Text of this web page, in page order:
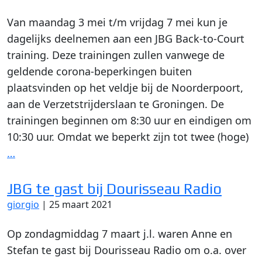
Van maandag 3 mei t/m vrijdag 7 mei kun je
dagelijks deelnemen aan een JBG Back-to-Court
training. Deze trainingen zullen vanwege de
geldende corona-beperkingen buiten
plaatsvinden op het veldje bij de Noorderpoort,
aan de Verzetstrijderslaan te Groningen. De
trainingen beginnen om 8:30 uur en eindigen om
10:30 uur. Omdat we beperkt zijn tot twee (hoge)
…
JBG te gast bij Dourisseau Radio
giorgio | 25 maart 2021
Op zondagmiddag 7 maart j.l. waren Anne en
Stefan te gast bij Dourisseau Radio om o.a. over